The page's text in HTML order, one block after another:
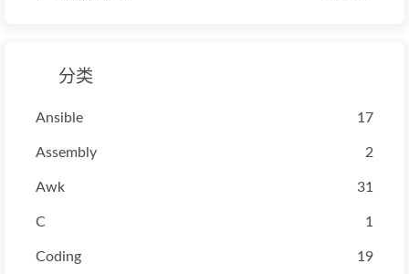
分类
Ansible 17
Assembly 2
Awk 31
C 1
Coding 19